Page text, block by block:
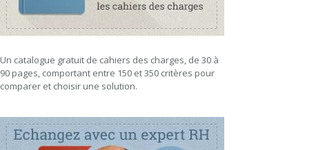
Un catalogue gratuit de cahiers des charges, de 30 à
90 pages, comportant entre 150 et 350 critères pour
comparer et choisir une solution.